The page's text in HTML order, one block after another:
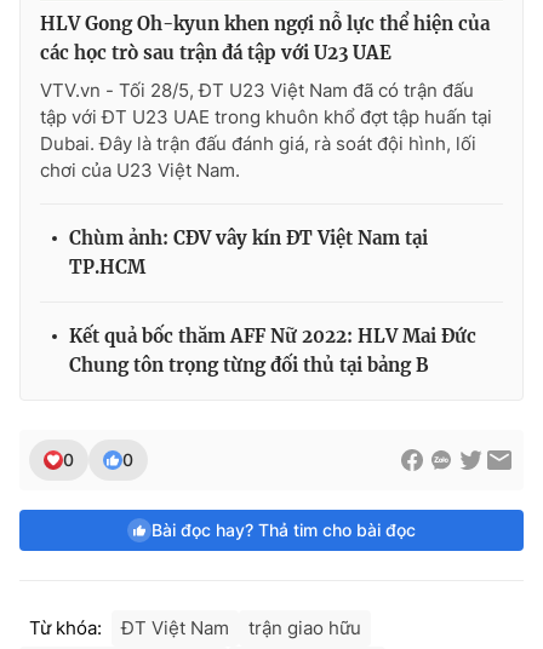
HLV Gong Oh-kyun khen ngợi nỗ lực thể hiện của
các học trò sau trận đá tập với U23 UAE
VTV.vn - Tối 28/5, ĐT U23 Việt Nam đã có trận đấu
tập với ĐT U23 UAE trong khuôn khổ đợt tập huấn tại
Dubai. Đây là trận đấu đánh giá, rà soát đội hình, lối
chơi của U23 Việt Nam.
Chùm ảnh: CĐV vây kín ĐT Việt Nam tại
TP.HCM
Kết quả bốc thăm AFF Nữ 2022: HLV Mai Đức
Chung tôn trọng từng đối thủ tại bảng B
0 0
Bài đọc hay? Thả tim cho bài đọc
Từ khóa: ĐT Việt Nam
trận giao hữu